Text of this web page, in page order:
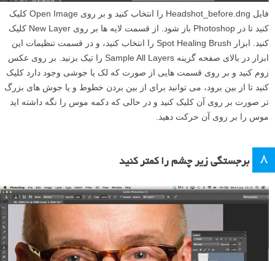
فایل Headshot_before.dng را انتخاب کنید و بر روی Open Image کلیک
کنید تا در Photoshop باز شود. از قسمت لایه ها بر روی New Layer کلیک
کنید. ابزار Spot Healing Brush را انتخاب کنید، و در قسمت تنظیمات این
ابزار در بالای صفحه گزینه Sample All Layers را تیک بزنید. بر روی عکس
زوم کنید و بر روی قسمت هایی از صورت که لک یا جوشی وجود دارد کلیک
کنید تا از بین برود، می توانید برای از بین بردن خطوط و یا جوش های بزرگ
تر صورت بر روی آن کلیک کنید و در حالی که دکمه موس را نگه داشته اید
موس را بر روی آن حرکت دهید.
۸ برجستگی زیر چشم را کمتر کنید